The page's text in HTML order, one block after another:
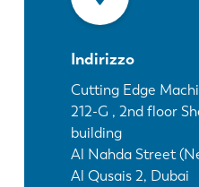
Indirizzo
Cutting Edge
212-G , 2nd floor
building
Al Nahda Street
Al Qusais 2, Dubai
Scopri LVD
Storie di clienti
Centro risorse
Settori e soluzioni
Lavora con noi